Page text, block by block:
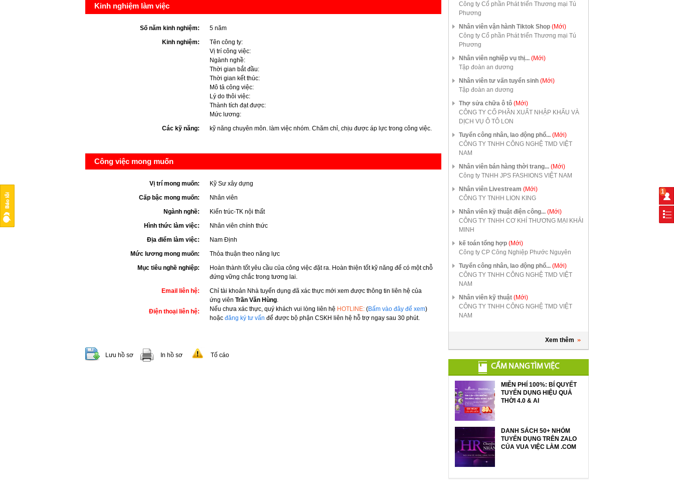
Kinh nghiệm làm việc
Số năm kinh nghiệm:
5 năm
Kinh nghiệm:
Tên công ty:
Vị trí công việc:
Ngành nghề:
Thời gian bắt đầu:
Thời gian kết thúc:
Mô tả công việc:
Lý do thôi việc:
Thành tích đạt được:
Mức lương:
Các kỹ năng:
kỹ năng chuyên môn. làm việc nhóm. Chăm chỉ, chịu được áp lực trong công việc.
Công việc mong muốn
Vị trí mong muốn:
Kỹ Sư xây dựng
Cấp bậc mong muốn:
Nhân viên
Ngành nghề:
Kiến trúc-TK nội thất
Hình thức làm việc:
Nhân viên chính thức
Địa điểm làm việc:
Nam Định
Mức lương mong muốn:
Thỏa thuận theo năng lực
Mục tiêu nghề nghiệp:
Hoàn thành tốt yêu cầu của công việc đặt ra. Hoàn thiện tốt kỹ năng để có một chỗ
đứng vững chắc trong tương lai.
Email liên hệ:
Chỉ tài khoản Nhà tuyển dụng đã xác thực mới xem được thông tin liên hệ của
ứng viên Trần Văn Hùng.
Nếu chưa xác thực, quý khách vui lòng liên hệ HOTLINE: (Bấm vào đây để xem)
hoặc đăng ký tư vấn để được bộ phận CSKH liên hệ hỗ trợ ngay sau 30 phút.
Điện thoại liên hệ:
Lưu hồ sơ In hồ sơ Tố cáo
Công ty Cổ phần Phát triển Thương mại Tú
Phương
Nhân viên vận hành Tiktok Shop (Mới)
Công ty Cổ phần Phát triển Thương mại Tú
Phương
Nhân viên nghiệp vụ thị... (Mới)
Tập đoàn an dương
Nhân viên tư vấn tuyển sinh (Mới)
Tập đoàn an dương
Thợ sửa chữa ô tô (Mới)
CÔNG TY CỔ PHẦN XUẤT NHẬP KHẨU VÀ
DỊCH VỤ Ô TÔ LON
Tuyển công nhân, lao động phổ... (Mới)
CÔNG TY TNHH CÔNG NGHỆ TMD VIỆT
NAM
Nhân viên bán hàng thời trang... (Mới)
Công ty TNHH JPS FASHIONS VIỆT NAM
Nhân viên Livestream (Mới)
CÔNG TY TNHH LION KING
Nhân viên kỹ thuật điện công... (Mới)
CÔNG TY TNHH CƠ KHÍ THƯƠNG MẠI KHẢI
MINH
kế toán tổng hợp (Mới)
Công ty CP Công Nghiệp Phước Nguyên
Tuyển công nhân, lao động phổ... (Mới)
CÔNG TY TNHH CÔNG NGHỆ TMD VIỆT
NAM
Nhân viên kỹ thuật (Mới)
CÔNG TY TNHH CÔNG NGHỆ TMD VIỆT
NAM
Xem thêm
CẨM NANG TÌM VIỆC
MIỄN PHÍ 100%: BÍ QUYẾT
TUYỂN DỤNG HIỆU QUẢ
THỜI 4.0 & AI
DANH SÁCH 50+ NHÓM
TUYỂN DỤNG TRÊN ZALO
CỦA VUA VIỆC LÀM .COM
1